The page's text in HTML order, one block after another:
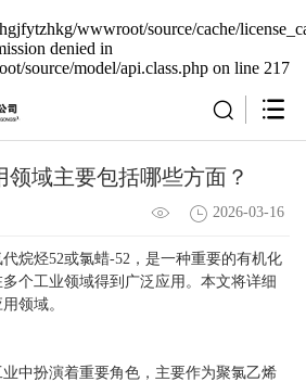
wwwroot/source/cache/
denied in
source/model/api.class.php on line 217
领域主要包括哪些方面？
2026-03-16
代烷烃52或氯蜡-52，是一种重要的有机化
个工业领域得到广泛应用。本文将详细
领域。
中扮演着重要角色，主要作为聚氯乙烯